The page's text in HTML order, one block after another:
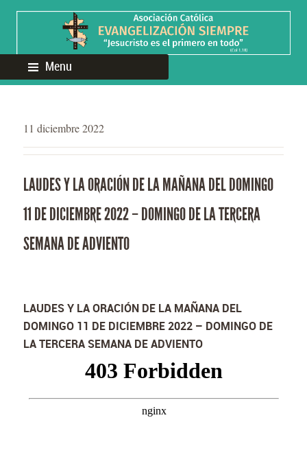
Menu
11 diciembre 2022
LAUDES Y LA ORACIÓN DE LA MAÑANA DEL DOMINGO
11 DE DICIEMBRE 2022 – DOMINGO DE LA TERCERA
SEMANA DE ADVIENTO
LAUDES Y LA ORACIÓN DE LA MAÑANA DEL
DOMINGO 11 DE DICIEMBRE 2022 – DOMINGO DE
LA TERCERA SEMANA DE ADVIENTO